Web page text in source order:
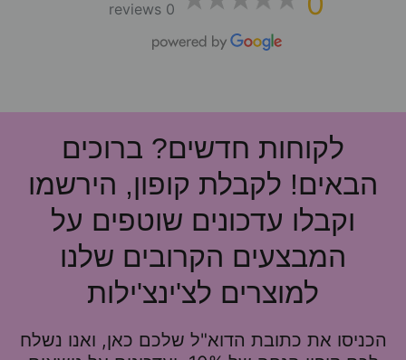
0 reviews
לקוחות חדשים? ברוכים
הבאים! לקבלת קופון, הירשמו
וקבלו עדכונים שוטפים על
המבצעים הקרובים שלנו
למוצרים לצ'ינצ'ילות
הכניסו את כתובת הדוא"ל שלכם כאן, ואנו נשלח